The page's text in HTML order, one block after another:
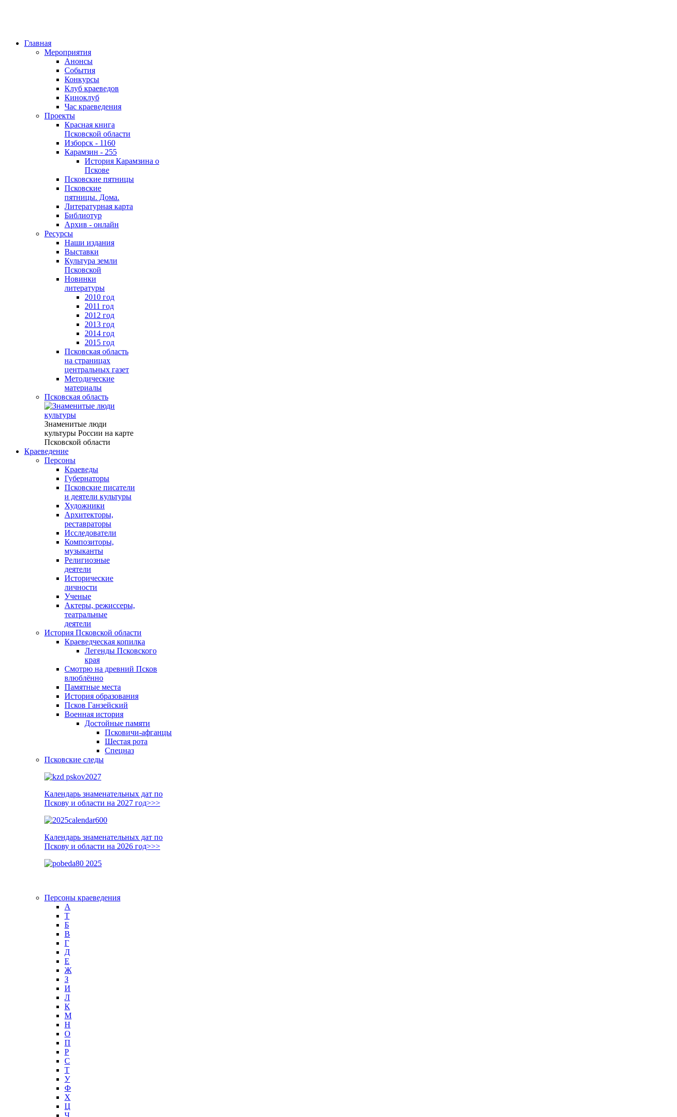
Главная
Мероприятия
Анонсы
События
Конкурсы
Клуб краеведов
Киноклуб
Час краеведения
Проекты
Красная книга
Псковской области
Изборск - 1160
Карамзин - 255
История Карамзина о
Пскове
Псковские пятницы
Псковские
пятницы. Дома.
Литературная карта
Библиотур
Архив - онлайн
Ресурсы
Наши издания
Выставки
Культура земли
Псковской
Новинки
литературы
2010 год
2011 год
2012 год
2013 год
2014 год
2015 год
Псковская область
на страницах
центральных газет
Методические
материалы
Псковская область
Знаменитые люди
культуры России на карте
Псковской области
Краеведение
Персоны
Краеведы
Губернаторы
Псковские писатели
и деятели культуры
Художники
Архитекторы,
реставраторы
Исследователи
Композиторы,
музыканты
Религиозные
деятели
Исторические
личности
Ученые
Актеры, режиссеры,
театральные
деятели
История Псковской области
Краеведческая копилка
Легенды Псковского
края
Смотрю на древний Псков
влюблённо
Памятные места
История образования
Псков Ганзейский
Военная история
Достойные памяти
Псковичи-афганцы
Шестая рота
Спецназ
Псковские следы
Календарь знаменательных дат по
Пскову и области на 2027 год>>>
Календарь знаменательных дат по
Пскову и области на 2026 год>>>
Персоны краеведения
А
T
Б
В
Г
Д
Е
Ж
З
И
Л
К
М
Н
О
П
Р
С
Т
У
Ф
Х
Ц
Ч